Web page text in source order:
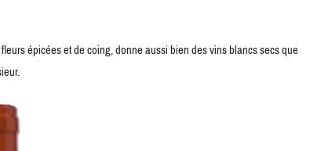
épicées et de coing, donne aussi bien des vins blancs secs que